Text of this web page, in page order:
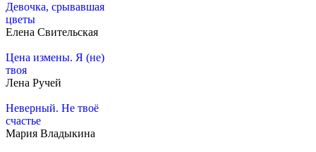
Девочка, срывавшая
цветы
Елена Свительская
Цена измены. Я (не)
твоя
Лена Ручей
Неверный. Не твоё
счастье
Мария Владыкина